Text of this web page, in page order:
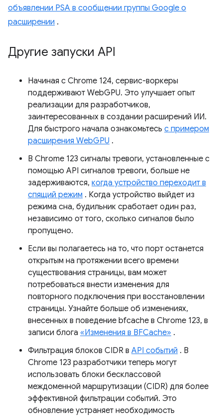
объявлении PSA в сообщении группы Google о
расширении .
Другие запуски API
Начиная с Chrome 124, сервис-воркеры
поддерживают WebGPU. Это улучшает опыт
реализации для разработчиков,
заинтересованных в создании расширений ИИ.
Для быстрого начала ознакомьтесь с примером
расширения WebGPU .
В Chrome 123 сигналы тревоги, установленные с
помощью API сигналов тревоги, больше не
задерживаются, когда устройство переходит в
спящий режим . Когда устройство выйдет из
режима сна, будильник сработает один раз,
независимо от того, сколько сигналов было
пропущено.
Если вы полагаетесь на то, что порт останется
открытым на протяжении всего времени
существования страницы, вам может
потребоваться внести изменения для
повторного подключения при восстановлении
страницы. Узнайте больше об изменениях,
внесенных в поведение bfcache в Chrome 123, в
записи блога «Изменения в BFCache» .
Фильтрация блоков CIDR в API событий . В
Chrome 123 разработчики теперь могут
использовать блоки бесклассовой
междоменной маршрутизации (CIDR) для более
эффективной фильтрации событий. Это
обновление устраняет необходимость